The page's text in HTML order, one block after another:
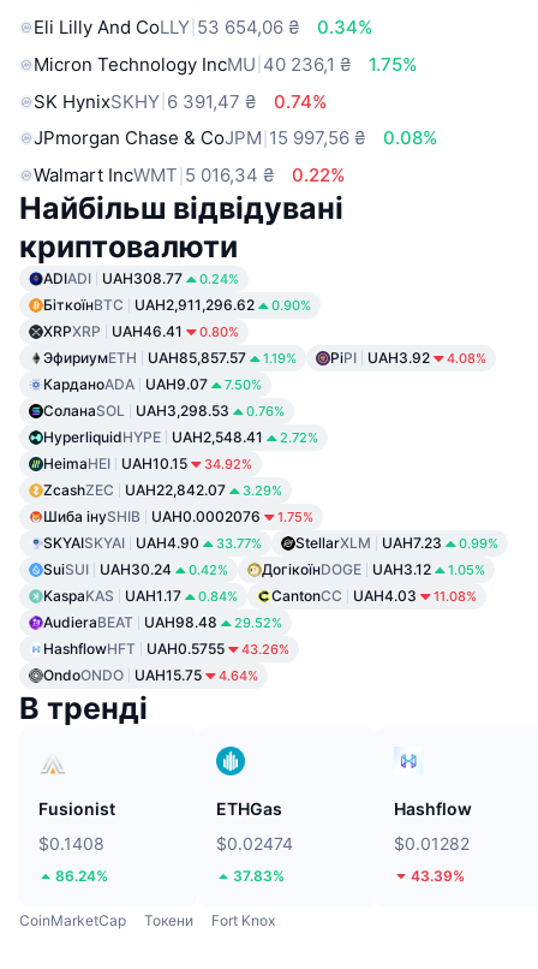
Eli Lilly And CoLLY 53 654,06 ₴
0.34%
Micron Technology IncMU 40 236,1 ₴
1.75%
SK HynixSKHY 6 391,47 ₴
0.74%
JPmorgan Chase & CoJPM 15 997,56 ₴
0.08%
Walmart IncWMT 5 016,34 ₴ 0.22%
Найбільш відвідувані
криптовалюти
ADIADI UAH308.77 0.24%
БіткоїнBTC UAH2,911,296.62 0.90%
XRPXRP UAH46.41 0.80%
ЭфириумETH UAH85,857.57 1.19% PiPI UAH3.92 4.08%
КарданоADA UAH9.07 7.50%
СоланаSOL UAH3,298.53 0.76%
HyperliquidHYPE UAH2,548.41 2.72%
HeimaHEI UAH10.15 34.92%
ZcashZEC UAH22,842.07 3.29%
Шиба інуSHIB UAH0.0002076 1.75%
SKYAISKYAI UAH4.90 33.77% StellarXLM UAH7.23 0.99%
SuiSUI UAH30.24 0.42% ДогікоїнDOGE UAH3.12 1.05%
KaspaKAS UAH1.17 0.84% CantonCC UAH4.03 11.08%
AudieraBEAT UAH98.48 29.52%
HashflowHFT UAH0.5755 43.26%
OndoONDO UAH15.75 4.64%
В тренді
Fusionist
$0.1408
86.24%
ETHGas
$0.02474
37.83%
Hashflow
$0.01282
43.39%
CoinMarketCap Токени Fort Knox